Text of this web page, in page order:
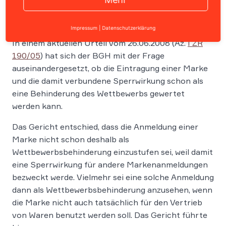
In einem aktuellen Urteil vom 26.06.2008 (Az.I ZR
190/05) hat sich der BGH mit der Frage
auseinandergesetzt, ob die Eintragung einer Marke
und die damit verbundene Sperrwirkung schon als
eine Behinderung des Wettbewerbs gewertet
werden kann.
Das Gericht entschied, dass die Anmeldung einer
Marke nicht schon deshalb als
Wettbewerbsbehinderung einzustufen sei, weil damit
eine Sperrwirkung für andere Markenanmeldungen
bezweckt werde. Vielmehr sei eine solche Anmeldung
dann als Wettbewerbsbehinderung anzusehen, wenn
die Marke nicht auch tatsächlich für den Vertrieb
von Waren benutzt werden soll. Das Gericht führte
Impressum Datenschutzerklärung